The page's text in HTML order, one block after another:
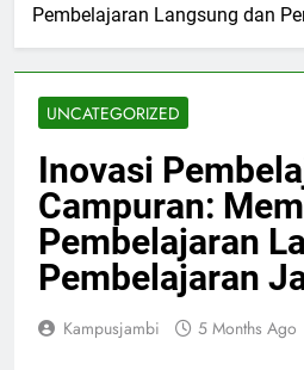
Pembelajaran Langsung dan
UNCATEGORIZED
Inovasi
Campuran:
Pembelajaran
Pembelajaran
Kampusjambi 5 Months Ago